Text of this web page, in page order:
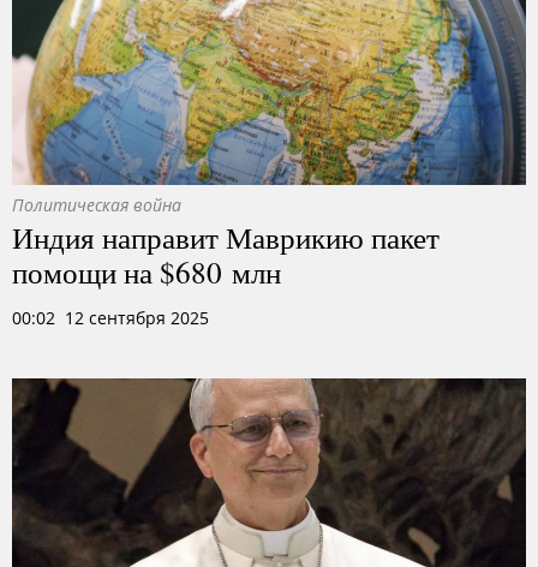
Политическая война
Индия направит Маврикию пакет
помощи на $680 млн
00:02 12 сентября 2025